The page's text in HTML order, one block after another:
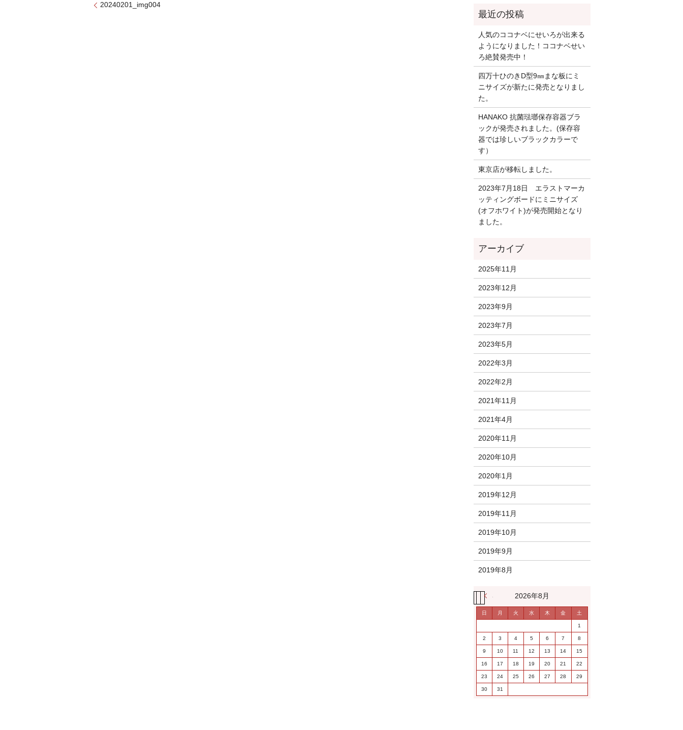
20240201_img004
人気のココナベにせいろが出来る
ようになりました！ココナベせい
ろ絶賛発売中！
四万十ひのきD型9㎜まな板にミ
ニサイズが新たに発売となりまし
た。
HANAKO 抗菌琺瑯保存容器ブラ
ックが発売されました。(保存容
器では珍しいブラックカラーで
す）
東京店が移転しました。
2023年7月18日 エラストマーカ
ッティングボードにミニサイズ
(オフホワイト)が発売開始となり
ました。
2025年11月
2023年12月
2023年9月
2023年7月
2023年5月
2022年3月
2022年2月
2021年11月
2021年4月
2020年11月
2020年10月
2020年1月
2019年12月
2019年11月
2019年10月
2019年9月
2019年8月
2026年8月
日 月 火 水 木 金 土
1
2 3 4 5 6 7 8
9 10 11 12 13 14 15
16 17 18 19 20 21 22
23 24 25 26 27 28 29
30 31